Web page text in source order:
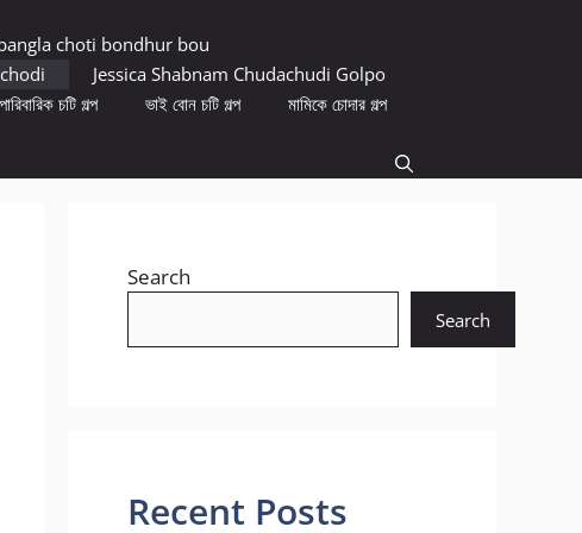
choti bondhur bou
Jessica Shabnam Chudachudi Golpo
পারিবারিক চটি গল্প ভাই বোন চটি গল্প
মামিকে চোদার গল্প
Search
Search
Recent Posts